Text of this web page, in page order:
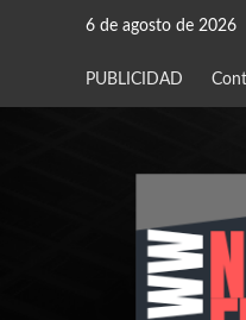
6 de agosto de 2026
PUBLICIDAD